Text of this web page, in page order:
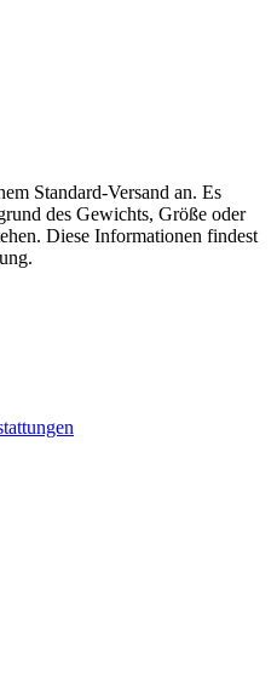
Standard-Versand an. Es
des Gewichts, Größe oder
Diese Informationen findest